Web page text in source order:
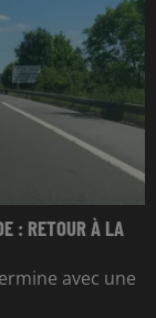
: RETOUR À LA
avec une